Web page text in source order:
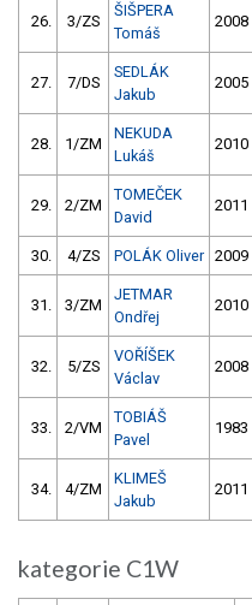
26. 3/ZS
ŠIŠPERA
Tomáš
2008
27. 7/DS
SEDLÁK
Jakub
2005
28. 1/ZM
NEKUDA
Lukáš
2010
29. 2/ZM
TOMEČEK
David
2011
30. 4/ZS POLÁK Oliver 2009
31. 3/ZM
JETMAR
Ondřej
2010
32. 5/ZS
VOŘÍŠEK
Václav
2008
33. 2/VM
TOBIÁŠ
Pavel
1983
34. 4/ZM
KLIMEŠ
Jakub
2011
kategorie C1W